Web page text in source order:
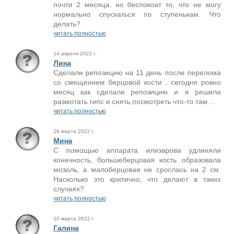
почти 2 месяца, но беспокоит то, что не могу
нормально спускаться по ступенькам. Что
делать?
читать полностью
14 апреля 2022 г.
Лина
Сделали репозицию на 11 день после перелома
со смещением берцовой кости , сегодня ровно
месяц как сделали репозицию и я решила
размотать гипс и снять,посмотреть что-то там…
читать полностью
26 марта 2022 г.
Мина
С помощью аппарата илизарова удлиняли
конечность, большеберцовая кость образовала
мозоль, а малоберцовая не срослась на 2 см.
Насколько это критично, что делают в таких
случаях?
читать полностью
10 марта 2022 г.
Галина